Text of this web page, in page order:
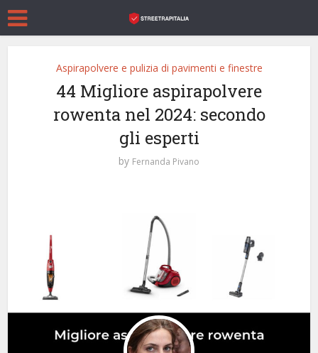
Aspirapolvere e pulizia di pavimenti e finestre
44 Migliore aspirapolvere
rowenta nel 2024: secondo
gli esperti
by Fernanda Pivano